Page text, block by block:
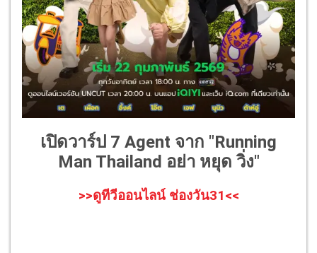
เปิดวาร์ป 7 Agent จาก "Running
Man Thailand อย่า หยุด วิ่ง"
>>ดูทีวีออนไลน์ ช่องวัน31<<